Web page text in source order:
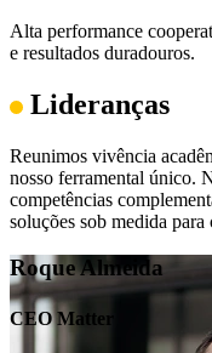
Alta performance
e resultados duradouros.
Lideranças
Reunimos vivência
nosso ferramental único.
competências
soluções sob medida para
Roque Almeida
CEO Matter